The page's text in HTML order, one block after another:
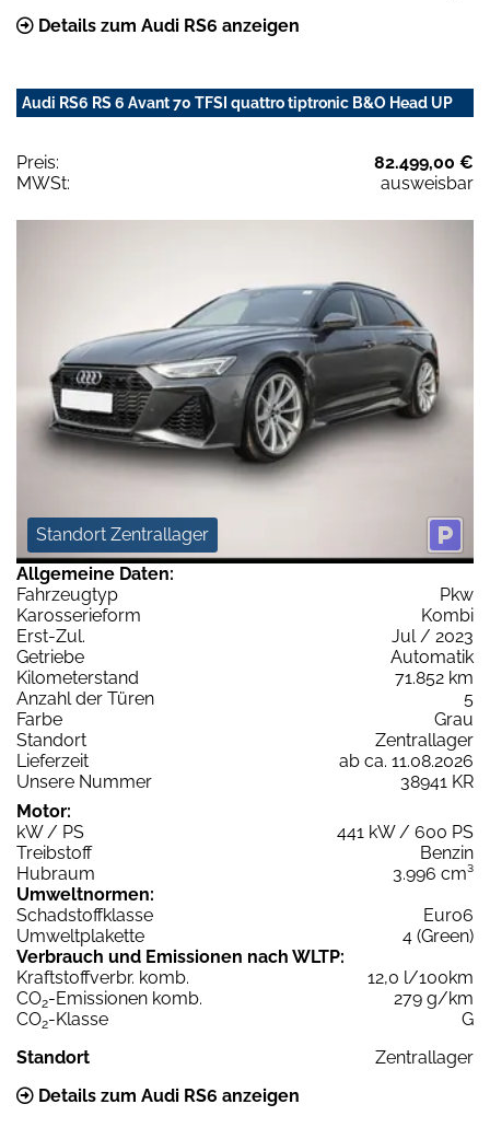
Details zum Audi RS6 anzeigen
Audi RS6 RS 6 Avant 70 TFSI quattro tiptronic B&O Head UP
Preis:
82.499,00 €
MWSt:
ausweisbar
Standort Zentrallager
Allgemeine Daten:
Fahrzeugtyp
Pkw
Karosserieform
Kombi
Erst-Zul.
Jul / 2023
Getriebe
Automatik
Kilometerstand
71.852 km
Anzahl der Türen
5
Farbe
Grau
Standort
Zentrallager
Lieferzeit
ab ca. 11.08.2026
Unsere Nummer
38941 KR
Motor:
kW / PS
441 kW / 600 PS
Treibstoff
Benzin
Hubraum
3.996 cm³
Umweltnormen:
Schadstoffklasse
Euro6
Umweltplakette
4 (Green)
Verbrauch und Emissionen nach WLTP:
Kraftstoffverbr. komb.
12,0 l/100km
CO2-Emissionen komb.
279 g/km
CO2-Klasse
G
Standort
Zentrallager
Details zum Audi RS6 anzeigen